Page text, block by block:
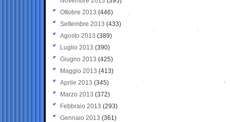
Ottobre 2013 (446)
Settembre 2013 (433)
Agosto 2013 (389)
Luglio 2013 (390)
Giugno 2013 (425)
Maggio 2013 (413)
Aprile 2013 (345)
Marzo 2013 (372)
Febbraio 2013 (293)
Gennaio 2013 (361)